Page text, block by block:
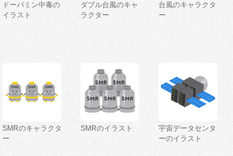
ドーパミン中毒の
イラスト
ダブル台風のキャ
ラクター
台風のキャラクタ
ー
SMRのキャラクタ
ー
SMRのイラスト
宇宙データセンタ
ーのイラスト